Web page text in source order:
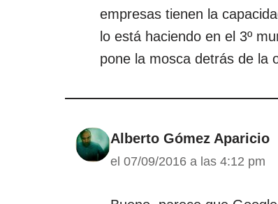
empresas tienen la
lo está haciendo en el 3º
pone la mosca detrás de la
Alberto Gómez Aparicio
el 07/09/2016 a las 4:12 pm